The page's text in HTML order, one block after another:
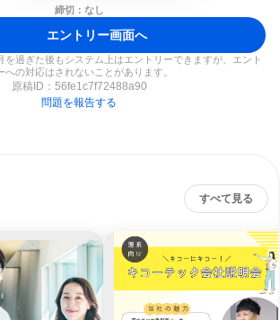
締切：なし
エントリー画面へ
を過ぎた後もシステム上はエントリーできますが、エント
への対応はされないことがあります。
原稿ID： 56fe1c7f72488a90
問題を報告する
すべて見る